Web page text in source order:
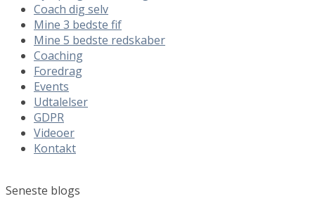
Coach dig selv
Mine 3 bedste fif
Mine 5 bedste redskaber
Coaching
Foredrag
Events
Udtalelser
GDPR
Videoer
Kontakt
Seneste blogs